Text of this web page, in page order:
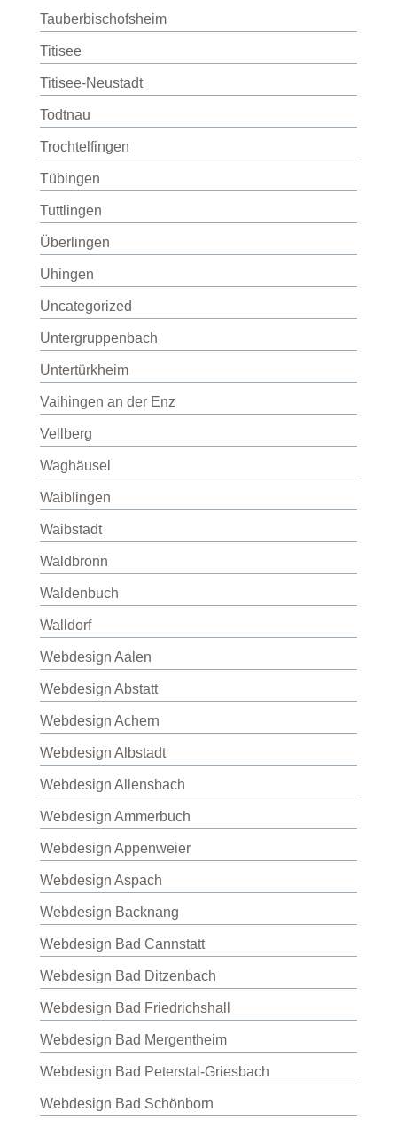
Tauberbischofsheim
Titisee
Titisee-Neustadt
Todtnau
Trochtelfingen
Tübingen
Tuttlingen
Überlingen
Uhingen
Uncategorized
Untergruppenbach
Untertürkheim
Vaihingen an der Enz
Vellberg
Waghäusel
Waiblingen
Waibstadt
Waldbronn
Waldenbuch
Walldorf
Webdesign Aalen
Webdesign Abstatt
Webdesign Achern
Webdesign Albstadt
Webdesign Allensbach
Webdesign Ammerbuch
Webdesign Appenweier
Webdesign Aspach
Webdesign Backnang
Webdesign Bad Cannstatt
Webdesign Bad Ditzenbach
Webdesign Bad Friedrichshall
Webdesign Bad Mergentheim
Webdesign Bad Peterstal-Griesbach
Webdesign Bad Schönborn